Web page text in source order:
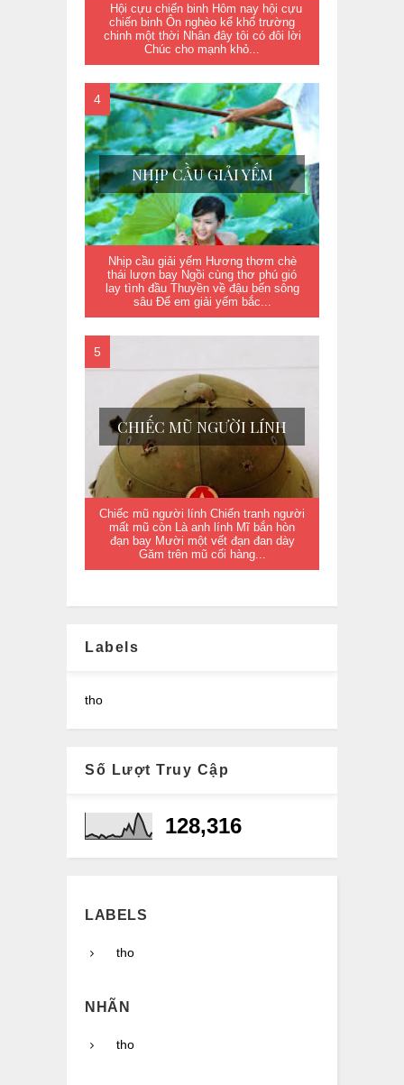
Hội cựu chiến binh Hôm nay hội cựu
chiến binh Ôn nghèo kể khổ trường
chinh một thời Nhân đây tôi có đôi lời
Chúc cho mạnh khỏ...
NHỊP CẦU GIẢI YẾM
Nhịp cầu giải yếm Hương thơm chè
thái lượn bay Ngồi cùng thơ phú gió
lay tình đầu Thuyền về đậu bến sông
sâu Để em giải yếm bắc...
CHIẾC MŨ NGƯỜI LÍNH
Chiếc mũ người lính Chiến tranh người
mất mũ còn Là anh lính Mĩ bắn hòn
đạn bay Mười một vết đạn đan dày
Găm trên mũ cối hàng...
Labels
tho
Số Lượt Truy Cập
128,316
LABELS
tho
NHÃN
tho